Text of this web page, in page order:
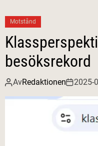
Motstånd
besöksrekord
AvRedaktionen 2025-